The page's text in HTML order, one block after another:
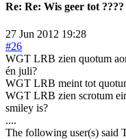
Re: Re: Wis geer tot ????
27 Jun 2012 19:28
#26
WGT LRB zien quotum
én juli?
WGT LRB meint tot
WGT LRB zien scrotum
smiley is?
....
The following user(s) said